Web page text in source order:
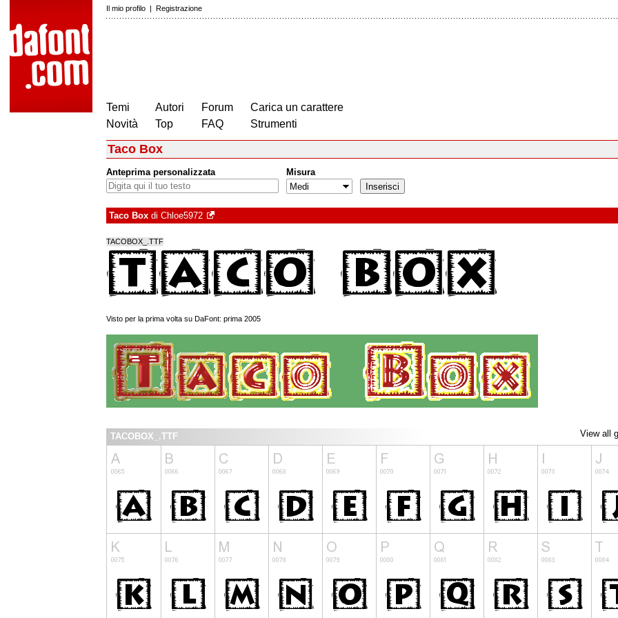
Il mio profilo | Registrazione
Temi
Novità
Autori
Top
Forum
FAQ
Carica un carattere
Strumenti
Taco Box
Anteprima personalizzata Misura
Taco Box di Chloe5972
TACOBOX_.TTF
Visto per la prima volta su DaFont: prima 2005
View all
TACOBOX_.TTF